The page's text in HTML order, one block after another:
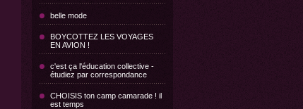
belle mode
BOYCOTTEZ LES VOYAGES
EN AVION !
c'est ça l'éducation collective -
étudiez par correspondance
CHOISIS ton camp camarade ! il
est temps